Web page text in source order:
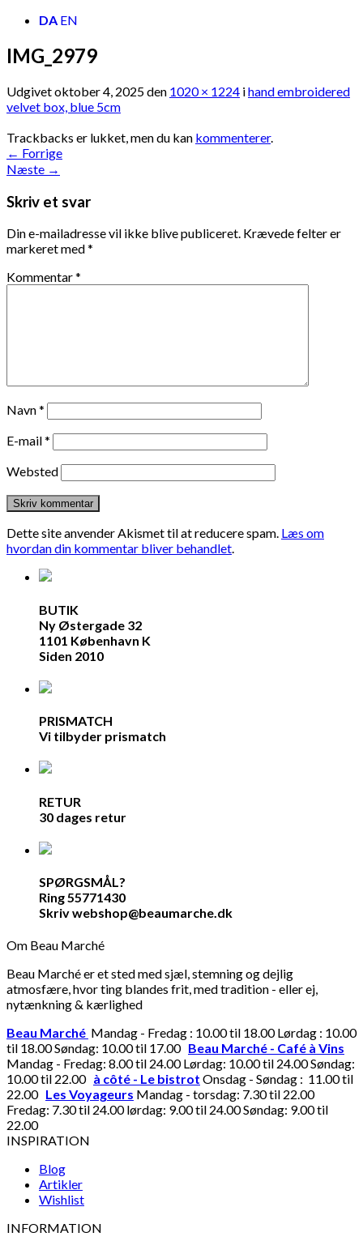
DA EN
IMG_2979
Udgivetoktober 4, 2025den 1020 × 1224 ihand embroidered
velvet box, blue 5cm
Trackbacks er lukket, men du kan kommenterer.
← Forrige
Næste →
Skriv et svar
Din e-mailadresse vil ikke blive publiceret. Krævede felter er
markeret med*
Kommentar*
Navn*
E-mail*
Websted
Dette site anvender Akismet til at reducere spam. Læs om
hvordan din kommentar bliver behandlet.
BUTIK
Ny Østergade 32
1101 København K
Siden 2010
PRISMATCH
Vi tilbyder prismatch
RETUR
30 dages retur
SPØRGSMÅL?
Ring 55771430
Skriv webshop@beaumarche.dk
Om Beau Marché
Beau Marché er et sted med sjæl, stemning og dejlig
atmosfære, hvor ting blandes frit, med tradition - eller ej,
nytænkning & kærlighed
Beau Marché Mandag - Fredag : 10.00 til 18.00 Lørdag : 10.00
til 18.00 Søndag: 10.00 til 17.00 Beau Marché - Café à Vins
Mandag - Fredag: 8.00 til 24.00 Lørdag: 10.00 til 24.00 Søndag:
10.00 til 22.00 à côté - Le bistrot Onsdag - Søndag : 11.00 til
22.00 Les Voyageurs Mandag - torsdag: 7.30 til 22.00
Fredag: 7.30 til 24.00 lørdag: 9.00 til 24.00 Søndag: 9.00 til
22.00
INSPIRATION
Blog
Artikler
Wishlist
INFORMATION